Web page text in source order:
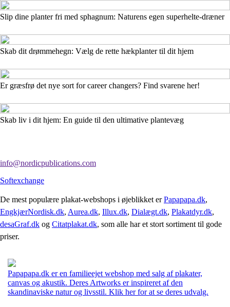
Slip dine planter fri med sphagnum: Naturens egen superhelte-dræner
Skab dit drømmehegn: Vælg de rette hækplanter til dit hjem
Er græsfrø det nye sort for career changers? Find svarene her!
Skab liv i dit hjem: En guide til den ultimative plantevæg
info@nordicpublications.com
Softexchange
De mest populære plakat-webshops i øjeblikket erPapapapa.dk,
EngkjærNordisk.dk, Aurea.dk, Illux.dk, Dialægt.dk, Plakatdyr.dk,
desaGraf.dk og Citatplakat.dk, som alle har et stort sortiment til gode
priser.
Papapapa.dk er en familieejet webshop med salg af plakater,
canvas og akustik. Deres Artworks er inspireret af den
skandinaviske natur og livsstil. Klik her for at se deres udvalg.